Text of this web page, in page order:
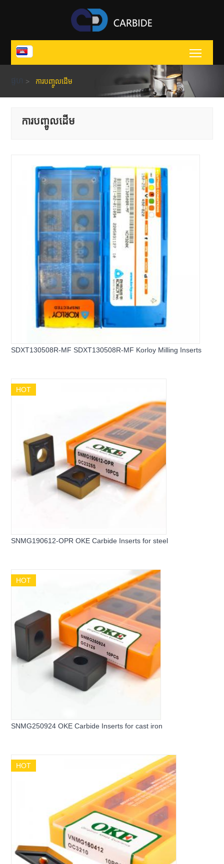
ផ្ទហ > ការបញ្ចូលដើម
ការបញ្ចូលដើម
SDXT130508R-MF SDXT130508R-MF Korloy Milling Inserts
HOT
SNMG190612-OPR OKE Carbide Inserts for steel
HOT
SNMG250924 OKE Carbide Inserts for cast iron
HOT